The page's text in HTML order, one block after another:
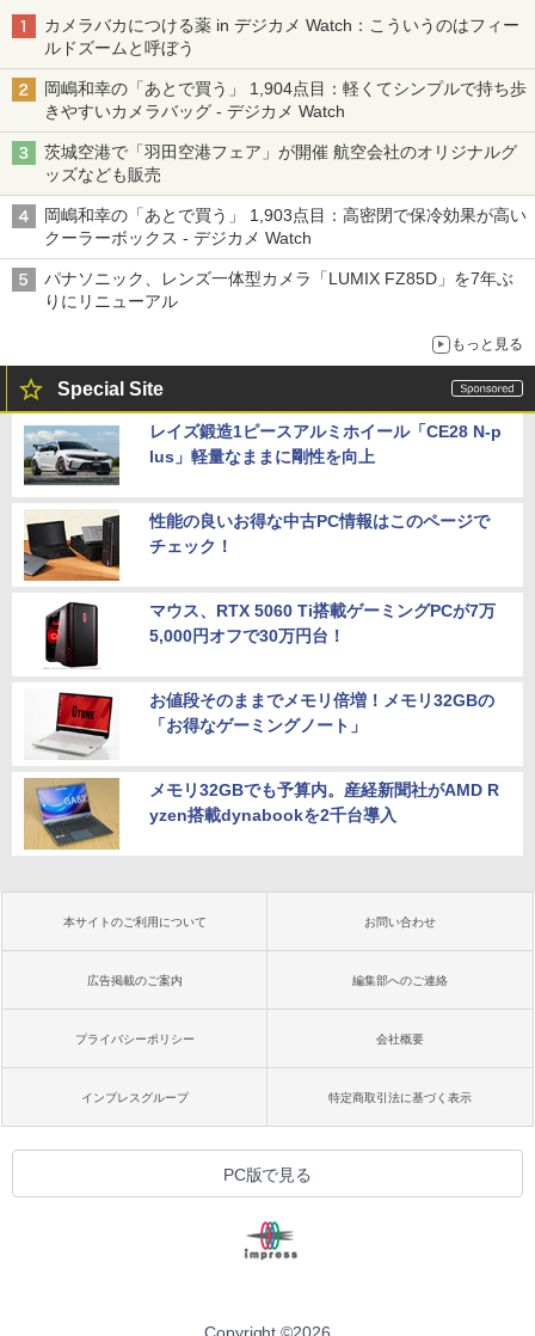
カメラバカにつける薬 in デジカメ Watch：こういうのはフィー
ルドズームと呼ぼう
岡嶋和幸の「あとで買う」 1,904点目：軽くてシンプルで持ち歩
きやすいカメラバッグ - デジカメ Watch
茨城空港で「羽田空港フェア」が開催 航空会社のオリジナルグ
ッズなども販売
岡嶋和幸の「あとで買う」 1,903点目：高密閉で保冷効果が高い
クーラーボックス - デジカメ Watch
パナソニック、レンズ一体型カメラ「LUMIX FZ85D」を7年ぶ
りにリニューアル
もっと見る
Special Site
レイズ鍛造1ピースアルミホイール「CE28 N-p
lus」軽量なままに剛性を向上
性能の良いお得な中古PC情報はこのページで
チェック！
マウス、RTX 5060 Ti搭載ゲーミングPCが7万
5,000円オフで30万円台！
お値段そのままでメモリ倍増！メモリ32GBの
「お得なゲーミングノート」
メモリ32GBでも予算内。産経新聞社がAMD R
yzen搭載dynabookを2千台導入
本サイトのご利用について お問い合わせ
広告掲載のご案内 編集部へのご連絡
プライバシーポリシー 会社概要
インプレスグループ 特定商取引法に基づく表示
PC版で見る